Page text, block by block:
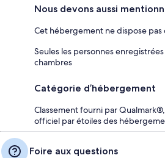
Nous devons aussi
Cet hébergement ne dispose pas
Seules les personnes
chambres
Catégorie d’hébergement
Classement fourni par
officiel par étoiles des
Foire aux questions